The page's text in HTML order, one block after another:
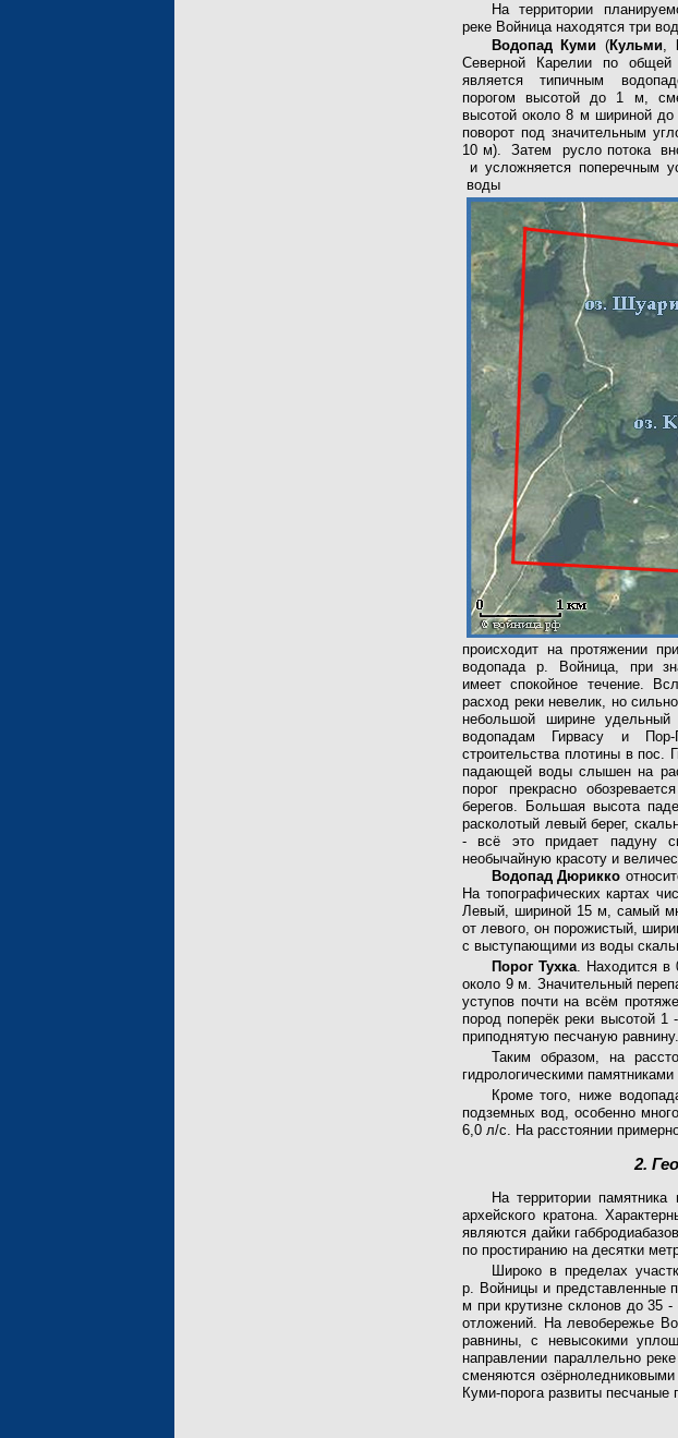
На территории
реке Войница находятся три
Водопад Куми (Кульми,
Северной Карелии по
является типичным
порогом высотой до 1 м,
высотой около 8 м шириной
поворот под значительным
10 м). Затем русло потока
и усложняется поперечным
воды
происходит на протяжении
водопада р. Войница, при
имеет спокойное течение.
расход реки невелик, но
небольшой ширине
водопадам Гирвасу и
строительства плотины в пос.
падающей воды слышен на
порог прекрасно
берегов. Большая высота
расколотый левый берег,
- всё это придает падуну
необычайную красоту и
Водопад Дюрикко
На топографических картах
Левый, шириной 15 м, самый
от левого, он порожистый,
с выступающими из воды
Порог Тухка. Находится в
около 9 м. Значительный
уступов почти на всём
пород поперёк реки высотой
приподнятую песчаную равнину.
Таким образом, на
гидрологическими
Кроме того, ниже
подземных вод, особенно
6,0 л/с. На расстоянии
2.
На территории
архейского кратона.
являются дайки
по простиранию на десятки
Широко в пределах
р. Войницы и представленные
м при крутизне склонов до 35
отложений. На левобережье
равнины, с невысокими
направлении параллельно
сменяются
Куми-порога развиты